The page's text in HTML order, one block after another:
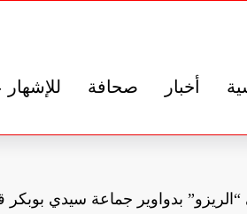
أخبار صحافة
بدواوير جماعة سيدي بوبكر